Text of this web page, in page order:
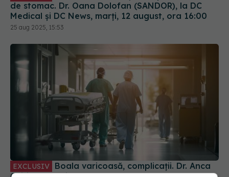
Chitic: Potențial letal foarte mare
13 iun 2025, 18:24